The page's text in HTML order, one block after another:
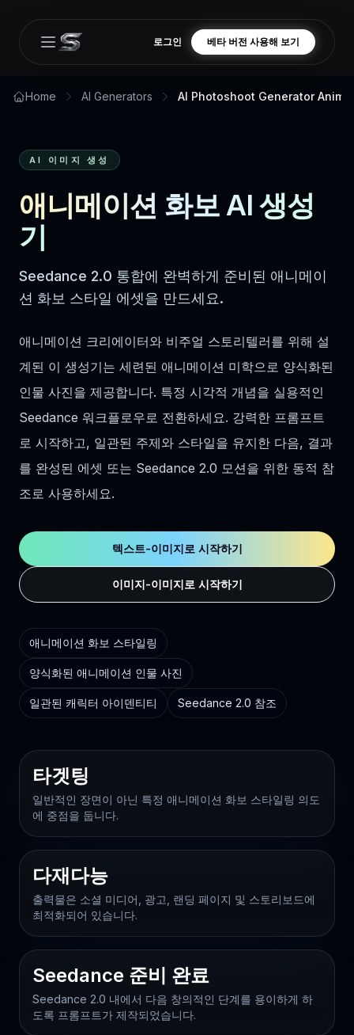
Open main menu
로그인 베타 버전 사용해 보기
Home AI Generators AI Photoshoot Generator Anime
AI 이미지 생성
애니메이션 화보 AI 생성
기
Seedance 2.0 통합에 완벽하게 준비된 애니메이
션 화보 스타일 에셋을 만드세요.
애니메이션 크리에이터와 비주얼 스토리텔러를 위해 설
계된 이 생성기는 세련된 애니메이션 미학으로 양식화된
인물 사진을 제공합니다. 특정 시각적 개념을 실용적인
Seedance 워크플로우로 전환하세요. 강력한 프롬프트
로 시작하고, 일관된 주제와 스타일을 유지한 다음, 결과
를 완성된 에셋 또는 Seedance 2.0 모션을 위한 동적 참
조로 사용하세요.
텍스트-이미지로 시작하기
이미지-이미지로 시작하기
애니메이션 화보 스타일링
양식화된 애니메이션 인물 사진
일관된 캐릭터 아이덴티티 Seedance 2.0 참조
타겟팅
일반적인 장면이 아닌 특정 애니메이션 화보 스타일링 의도
에 중점을 둡니다.
다재다능
출력물은 소셜 미디어, 광고, 랜딩 페이지 및 스토리보드에
최적화되어 있습니다.
Seedance 준비 완료
Seedance 2.0 내에서 다음 창의적인 단계를 용이하게 하
도록 프롬프트가 제작되었습니다.